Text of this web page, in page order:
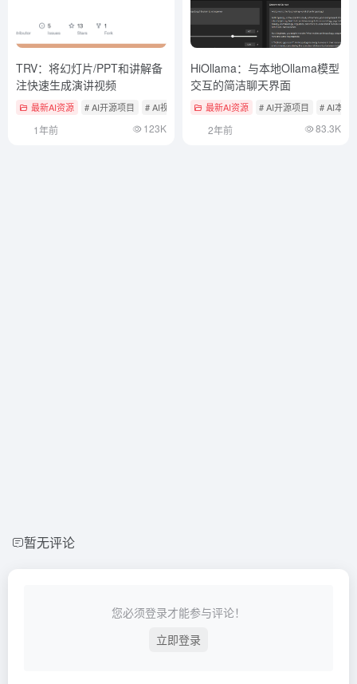
TRV：将幻灯片/PPT和讲解备
注快速生成演讲视频
最新AI资源 # AI开源项目 # AI视频生成工具
1年前 123K
HiOllama：与本地Ollama模型
交互的简洁聊天界面
最新AI资源 # AI开源项目 # AI本地
2年前 83.3K
暂无评论
您必须登录才能参与评论！
立即登录